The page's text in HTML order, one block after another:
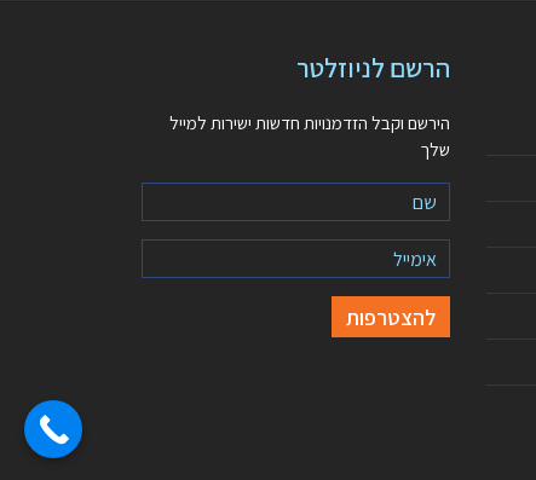
הרשם לניוזלטר
הירשם וקבל הזדמנויות חדשות ישירות למייל
שלך